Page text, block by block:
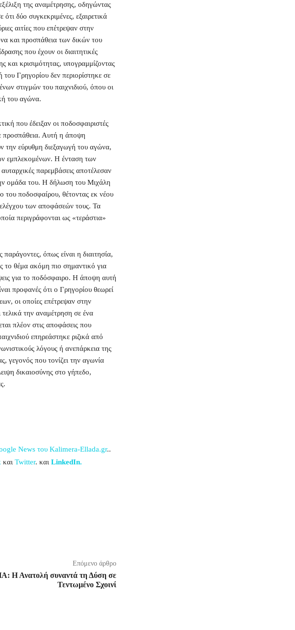
της αναμέτρησης, οδηγώντας
δύο συγκεκριμένες, εξαιρετικά
αιτίες που επέτρεψαν στην
και προσπάθεια των δικών του
που έχουν οι διαιτητικές
και κρισιμότητας, υπογραμμίζοντας
του Γρηγορίου δεν περιορίστηκε σε
στιγμών του παιχνιδιού, όπου οι
του αγώνα.
που έδειξαν οι ποδοσφαιριστές
προσπάθεια. Αυτή η άποψη
την εύρυθμη διεξαγωγή του αγώνα,
εμπλεκομένων. Η ένταση των
παρεμβάσεις αποτέλεσαν
ομάδα του. Η δήλωση του Μιχάλη
του ποδοσφαίρου, θέτοντας εκ νέου
των αποφάσεών τους. Τα
περιγράφονται ως «τεράστια»
όπως είναι η διαιτησία,
το θέμα ακόμη πιο σημαντικό για
για το ποδόσφαιρο. Η άποψη αυτή
προφανές ότι ο Γρηγορίου θεωρεί
οι οποίες επέτρεψαν στην
την αναμέτρηση σε ένα
πλέον στις αποφάσεις που
επηρεάστηκε ριζικά από
λόγους ή ανεπάρκεια της
γεγονός που τονίζει την αγωνία
δικαιοσύνης στο γήπεδο,
News του Kalimera-Ellada.gr..
και Twitter. και LinkedIn.
Επόμενο άρθρο
Η Ανατολή συναντά τη Δύση σε
Τεντωμένο Σχοινί